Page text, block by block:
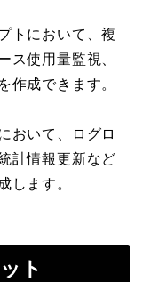
トにおいて、複
ス使用量監視、
作成できます。
おいて、ログロ
計情報更新など
します。
ト